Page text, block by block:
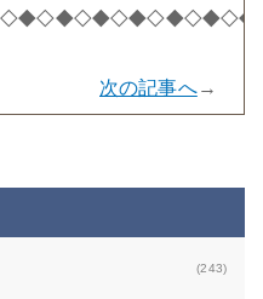
次の記事へ→
(243)